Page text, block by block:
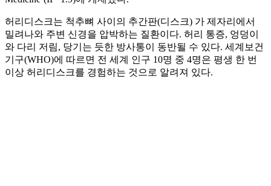
허리디스크는 척추뼈 사이의 추간판(디스크) 가 제자리에서
밀려나와 주변 신경을 압박하는 질환이다. 허리 통증, 엉덩이
와 다리 저림, 당기는 듯한 방사통이 동반될 수 있다. 세계보건
기구(WHO)에 따르면 전 세계 인구 10명 중 4명은 평생 한 번
이상 허리디스크를 경험하는 것으로 알려져 있다.